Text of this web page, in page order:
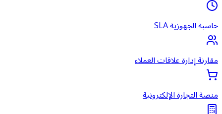
حاسبة الجهوزية SLA
مقارنة إدارة علاقات العملاء
منصة التجارة الإلكترونية